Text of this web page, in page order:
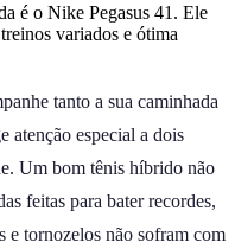
é o Nike Pegasus 41. Ele
variados e ótima
tanto a sua caminhada
atenção especial a dois
Um bom tênis híbrido não
feitas para bater recordes,
e tornozelos não sofram com